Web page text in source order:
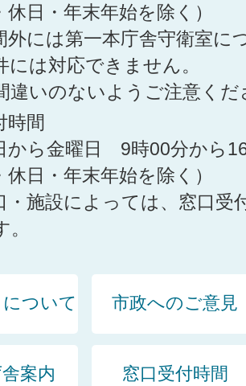
休日・年末年始を除く）
外には第一本庁舎守衛室に
には対応できません。
違いのないようご注意くだ
時間
から金曜日 9時00分から
休日・年末年始を除く）
・施設によっては、窓口受
ついて 市政へのご意見
案内 窓口受付時間